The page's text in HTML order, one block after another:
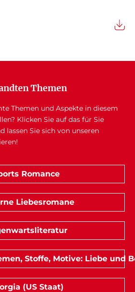
Themen
Themen und Aspekte in diesem
Klicken Sie auf das für Sie
lassen Sie sich von unseren
Romance
Liebesromane
Stoffe, Motive: Liebe und
(US Staat)